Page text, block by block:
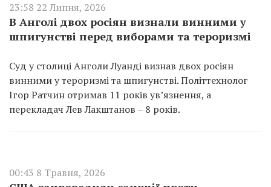
23:58 22 Липня, 2026
В Анголі двох росіян визнали винними у
шпигунстві перед виборами та тероризмі
Суд у столиці Анголи Луанді визнав двох росіян
винними у тероризмі та шпигунстві. Політтехнолог
Ігор Ратчин отримав 11 років ув’язнення, а
перекладач Лев Лакштанов – 8 років.
00:43 8 Травня, 2026